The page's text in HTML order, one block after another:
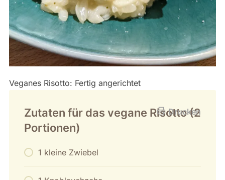
Veganes Risotto: Fertig angerichtet
Drucken
Zutaten für das vegane Risotto (2
Portionen)
1 kleine Zwiebel